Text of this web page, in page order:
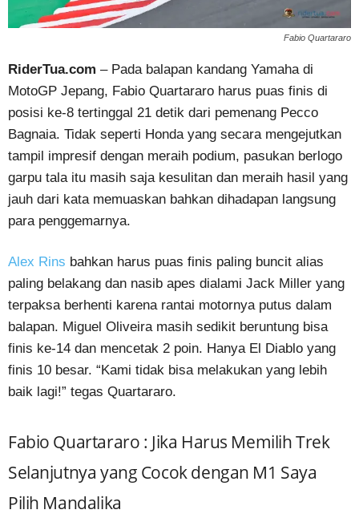
Fabio Quartararo
RiderTua.com – Pada balapan kandang Yamaha di
MotoGP Jepang, Fabio Quartararo harus puas finis di
posisi ke-8 tertinggal 21 detik dari pemenang Pecco
Bagnaia. Tidak seperti Honda yang secara mengejutkan
tampil impresif dengan meraih podium, pasukan berlogo
garpu tala itu masih saja kesulitan dan meraih hasil yang
jauh dari kata memuaskan bahkan dihadapan langsung
para penggemarnya.
Alex Rins bahkan harus puas finis paling buncit alias
paling belakang dan nasib apes dialami Jack Miller yang
terpaksa berhenti karena rantai motornya putus dalam
balapan. Miguel Oliveira masih sedikit beruntung bisa
finis ke-14 dan mencetak 2 poin. Hanya El Diablo yang
finis 10 besar. “Kami tidak bisa melakukan yang lebih
baik lagi!” tegas Quartararo.
Fabio Quartararo : Jika Harus Memilih Trek
Selanjutnya yang Cocok dengan M1 Saya
Pilih Mandalika